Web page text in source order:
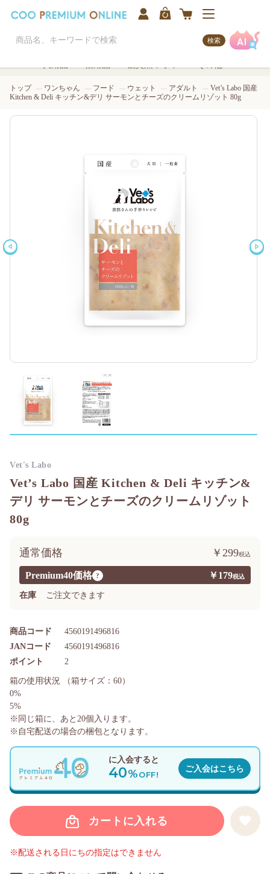
検索
トップ ワンちゃん フード ウェット アダルト
Vet’s Labo 国産
Kitchen & Deli キッチン&デリ サーモンとチーズのクリームリゾット 80g
Vet’s Labo 国産 Kitchen & Deli キッチン&
デリ サーモンとチーズのクリームリゾット
80g
Premium40価格 ? ￥179
通常価格 ￥299
在庫 ご注文できます
商品コード 4560191496816
ポイント 2
JANコード 4560191496816
カートに入れる
Vet's Labo
※配送される日にちの指定はできません
に入会すると
40%OFF!
ご入会はこちら
箱の使用状況
（箱サイズ：60）
0%
5%
※同じ箱に、あと 20個入ります。
※自宅配送の場合の梱包となります。